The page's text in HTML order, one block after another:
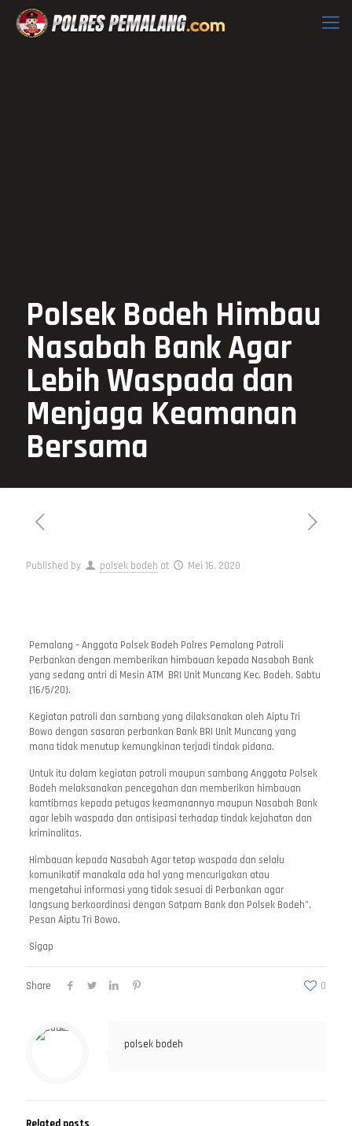
Polsek Bodeh Himbau
Nasabah Bank Agar
Lebih Waspada dan
Menjaga Keamanan
Bersama
Published by polsek bodeh at Mei 16, 2020
Pemalang – Anggota Polsek Bodeh Polres Pemalang Patroli
Perbankan dengan memberikan himbauan kepada Nasabah Bank
yang sedang antri di Mesin ATM BRI Unit Muncang Kec. Bodeh, Sabtu
(16/5/20).
Kegiatan patroli dan sambang yang dilaksanakan oleh Aiptu Tri
Bowo dengan sasaran perbankan Bank BRI Unit Muncang yang
mana tidak menutup kemungkinan terjadi tindak pidana.
Untuk itu dalam kegiatan patroli maupun sambang Anggota Polsek
Bodeh melaksanakan pencegahan dan memberikan himbauan
kamtibmas kepada petugas keamanannya maupun Nasabah Bank
agar lebih waspada dan antisipasi terhadap tindak kejahatan dan
kriminalitas.
Himbauan kepada Nasabah Agar tetap waspada dan selalu
komunikatif manakala ada hal yang mencurigakan atau
mengetahui informasi yang tidak sesuai di Perbankan agar
langsung berkoordinasi dengan Satpam Bank dan Polsek Bodeh”.
Pesan Aiptu Tri Bowo.
Sigap
Share 0
polsek bodeh